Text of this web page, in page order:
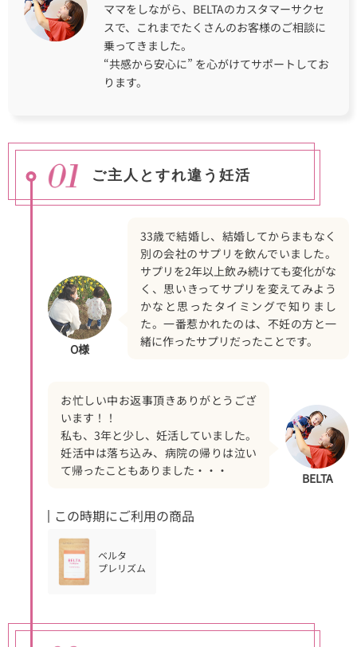
ママをしながら、BELTAのカスタマーサクセ
スで、これまでたくさんのお客様のご相談に
乗ってきました。
“共感から安心に” を心がけてサポートしてお
ります。
ご主人とすれ違う妊活
O様
33歳で結婚し、結婚してからまもなく
別の会社のサプリを飲んでいました。
サプリを2年以上飲み続けても変化がな
く、思いきってサプリを変えてみよう
かなと思ったタイミングで知りまし
た。一番惹かれたのは、不妊の方と一
緒に作ったサプリだったことです。
BELTA
お忙しい中お返事頂きありがとうござ
います！！
私も、3年と少し、妊活していました。
妊活中は落ち込み、病院の帰りは泣い
て帰ったこともありました・・・
この時期にご利用の商品
ベルタ
プレリズム